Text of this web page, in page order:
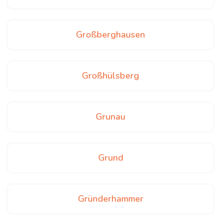
Großberghausen
Großhülsberg
Grunau
Grund
Gründerhammer